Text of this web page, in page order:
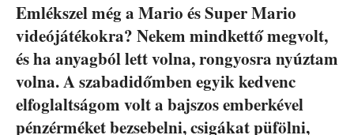
Emlékszel még a Mario és Super Mario
videójátékokra? Nekem mindkettő megvolt,
és ha anyagból lett volna, rongyosra nyúztam
volna. A szabadidőmben egyik kedvenc
elfoglaltságom volt a bajszos emberkével
pénzérméket bezsebelni, csigákat püfölni,